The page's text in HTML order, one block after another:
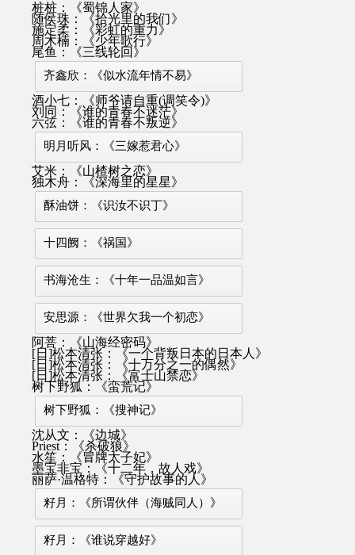
桩桩：《蜀锦人家》
随侯珠：《拾光里的我们》
施定柔：《彩虹的重力》
周木楠：《少年歌行》
尾鱼：《三线轮回》
齐鑫欣：《似水流年情不易》
酒小七：《师爷请自重(调笑令)》
刘同：《谁的青春不迷茫》
六弦：《谁的青春不叛逆》
明月听风：《三嫁惹君心》
艾米：《山楂树之恋》
独木舟：《深海里的星星》
酥油饼：《识汝不识丁》
十四阙：《祸国》
书海沧生：《十年一品温如言》
安思源：《世界欠我一个初恋》
阿菩：《山海经密码》
[日]松本清张：《一个背叛日本的日本人》
[日]松本清张：《十万分之一的偶然》
[日]松本清张：《富士山禁恋》
树下野狐：《蛮荒记》
树下野狐：《搜神记》
沈从文：《边城》
Priest：《杀破狼》
水笙：《冒牌太子妃》
墨宝非宝：《十二年，故人戏》
丽萨·温格特：《守护故事的人》
籽月：《所谓伙伴（海贼同人）》
籽月：《谁说穿越好》